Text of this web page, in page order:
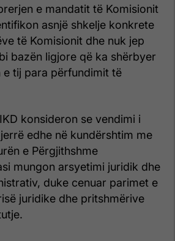
e mandatit të Komisionit
asnjë shkelje konkrete
të Komisionit dhe nuk jep
bazën ligjore që ka shërbyer
e tij para përfundimit të
konsideron se vendimi i
edhe në kundërshtim me
e Përgjithshme
mungon arsyetimi juridik dhe
duke cenuar parimet e
juridike dhe pritshmërive